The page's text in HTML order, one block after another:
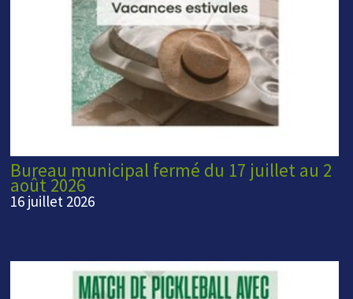
Bureau municipal fermé du 17 juillet au 2
août 2026
16 juillet 2026